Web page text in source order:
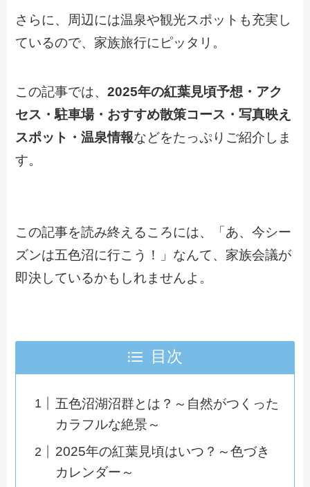
さらに、周辺には温泉や観光スポットも充実し
ているので、家族旅行にピッタリ。
この記事では、2025年の紅葉見頃予想・アク
セス・駐車場・おすすめ散策コース・写真映え
スポット・温泉情報などをたっぷりご紹介しま
す。
この記事を読み終えるころには、「あ、今シー
ズンは五色沼に行こう！」なんて、家族会議が
即決しているかもしれませんよ。
目次
五色沼湖沼群とは？～自然がつくった
カラフルな絶景～
2025年の紅葉見頃はいつ？～色づき
カレンダー～